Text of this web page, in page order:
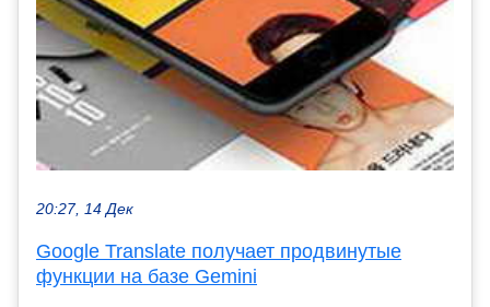
20:27, 14 Дек
Google Translate получает продвинутые
функции на базе Gemini